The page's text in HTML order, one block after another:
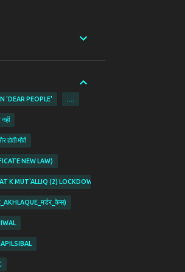
'DEAR PEOPLE'
होती मौतें
NEW LAW)
K MUT'ALLIQ (2) LOCKDOWN KI PABANDIYON K